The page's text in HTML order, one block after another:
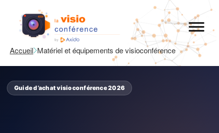
Accueil Matériel et équipements de visioconférence
Guide d’achat visioconférence 2026